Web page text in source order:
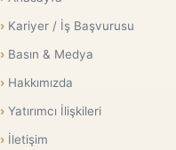
Kariyer / İş Başvurusu
Basın & Medya
Hakkımızda
Yatırımcı İlişkileri
İletişim